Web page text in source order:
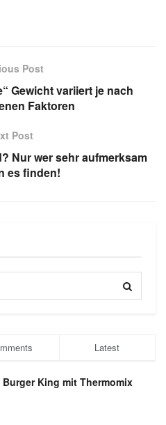
Post
Gewicht variiert je nach
Faktoren
Post
Nur wer sehr aufmerksam
es finden!
Latest
King mit Thermomix